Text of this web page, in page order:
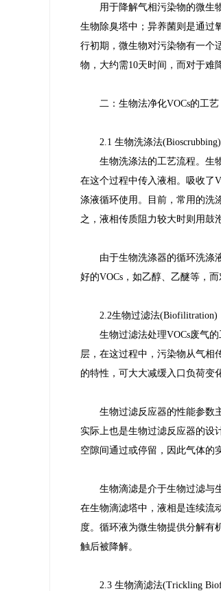
用于降解气相污染物的微生
生物除臭塔中；异养菌则是通过
行初期，微生物对污染物有一个
物，大约需10天时间，而对于难
二：生物法净化VOCs的工艺
2.1 生物洗涤法
生物洗涤法的工艺流程。生
在这个过程中传入液相。吸收了
涤液循环使用。目前，常用的洗
之，液相传质阻力较大时则用鼓
由于生物洗涤器的循环洗涤
好的VOCs，如乙醇、乙醚等，
2.2生物过滤法(Biofilitration)
生物过滤法处理VOCs废气
层，在这过程中，污染物从气相
的特性，可大大减缓入口负荷变
生物过滤反应器的性能参数
实际上也是生物过滤反应器的设
空隙间通过或停留，因此气体的
生物滴滤是介于生物过滤与
在生物滴滤塔中，液相是连续流
度。循环液为微生物提供分解有
触后被降解。
2.3 生物滴滤法(Trickling